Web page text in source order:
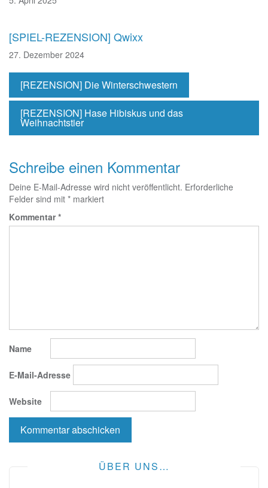
[SPIEL-REZENSION] Qwixx
27. Dezember 2024
[REZENSION] Die Winterschwestern
[REZENSION] Hase Hibiskus und das
Weihnachtstier
Schreibe einen Kommentar
Deine E-Mail-Adresse wird nicht veröffentlicht. Erforderliche
Felder sind mit * markiert
Kommentar*
Name
E-Mail-Adresse
Website
ÜBER UNS…